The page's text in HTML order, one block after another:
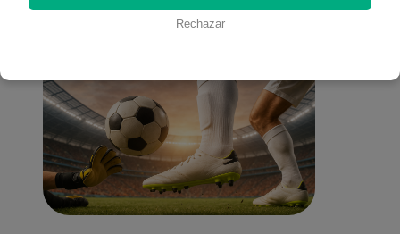
Rechazar